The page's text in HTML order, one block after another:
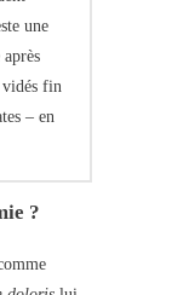
une
vidés fin
– en
?